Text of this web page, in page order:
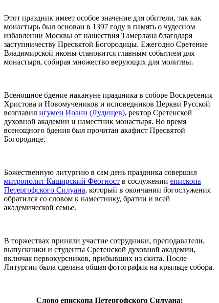
Этот праздник имеет особое значение для обители, так как
монастырь был основан в 1397 году в память о чудесном
избавлении Москвы от нашествия Тамерлана благодаря
заступничеству Пресвятой Богородицы. Ежегодно Сретение
Владимирской иконы становится главным событием для
монастыря, собирая множество верующих для молитвы.
Всенощное бдение накануне праздника в соборе Воскресения
Христова и Новомучеников и исповедников Церкви Русской
возглавил игумен Иоанн (Лудищев), ректор Сретенской
духовной академии и наместник монастыря. Во время
всенощного бдения был прочитан акафист Пресвятой
Богородице.
Божественную литургию в сам день праздника совершил
митрополит Каширский Феогност в сослужении епископа
Петергофского Силуана, который в окончании богослужения
обратился со словом к наместнику, братии и всей
академической семье.
В торжествах приняли участие сотрудники, преподаватели,
выпускники и студенты Сретенской духовной академии,
включая первокурсников, прибывших из скита. После
Литургии была сделана общая фотография на крыльце собора.
Слово епископа Петергофского Силуана: